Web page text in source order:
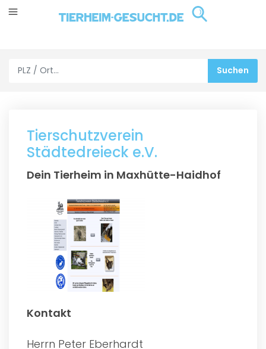
Tierschutzverein
Städtedreieck e.V.
Dein Tierheim in Maxhütte-Haidhof
Kontakt
Herrn Peter Eberhardt